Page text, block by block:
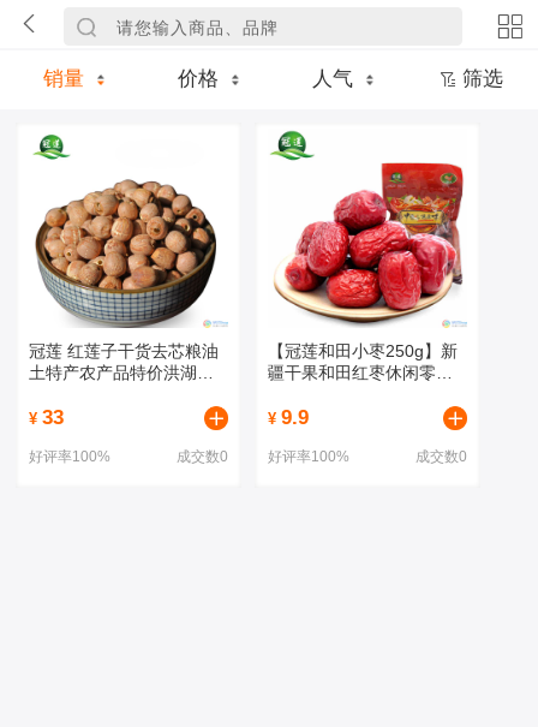
销量 价格 人气 筛选
冠莲 红莲子干货去芯粮油
土特产农产品特价洪湖莲
¥33
好评率100% 成交数0
【冠莲和田小枣250g】新
疆干果和田红枣休闲零食
¥ 9.9
好评率100% 成交数0